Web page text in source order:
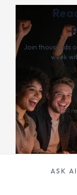
Join thousands
week
1,511
ASK